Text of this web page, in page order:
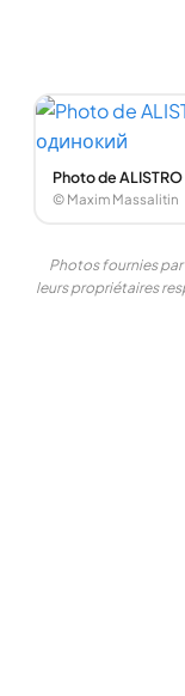
Photo de
© Maxim Massalitin
Photos fournies par
leurs propriétaires